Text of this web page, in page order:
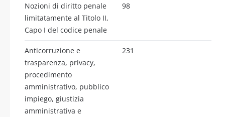
Nozioni di diritto penale
limitatamente al Titolo II,
Capo I del codice penale
98
Anticorruzione e
trasparenza, privacy,
procedimento
amministrativo, pubblico
impiego, giustizia
amministrativa e
231